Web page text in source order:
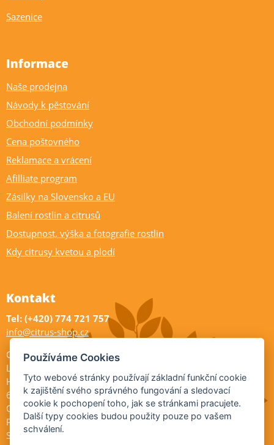
Sazenice
Informace
Naše prodejna
Návody k pěstování
Obchodní podmínky
Cena poštovného
Reklamace a vrácení
Afilliate program
Zásilky na Slovensko a EU
Balení rostlin a citrusů
Dostupnost, výška a fotografie rostlin
Kdy citrusy kvetou a plodí
Kontakt
Tel: (+420) 774 721 757
info@citrus-shop.cz
Citrus shop zahradnictví
Legionářů 2
Hodonín
695 01
Otevřeno:
Po-Pá 9-17
So 9-11:30
Používáme Cookies
Tyto webové stránky používají základní funkční cookie
k zajištění svého správného fungování a sledovací
cookie k pochopení toho, jak se stránkami pracujete.
Další typy cookies budou použity pouze po vašem
schválení.